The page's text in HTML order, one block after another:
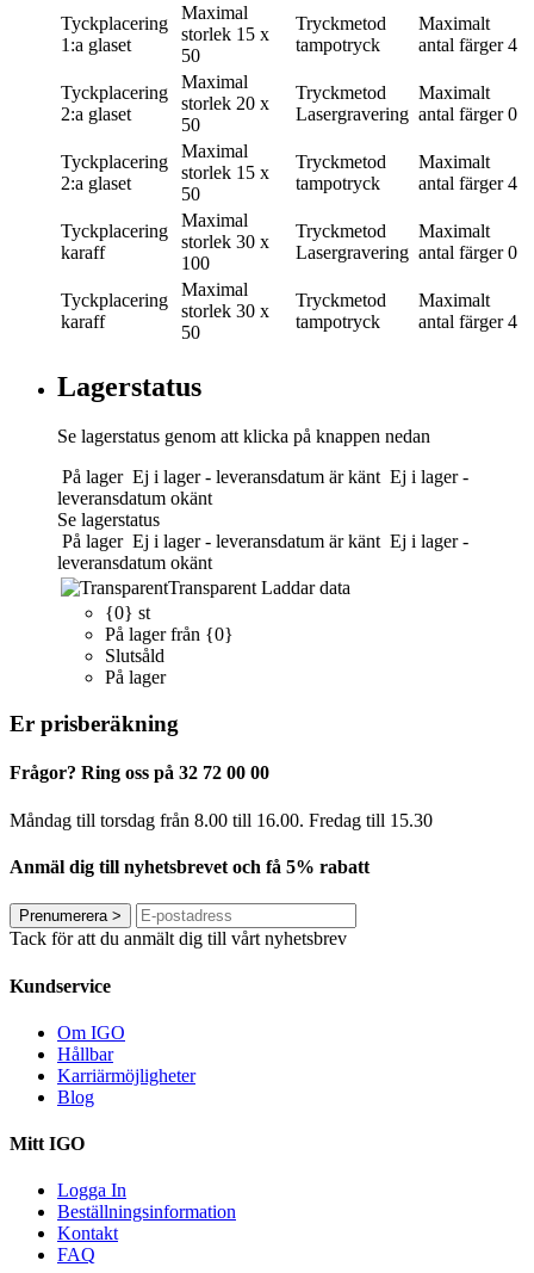
Tyckplacering
1:a glaset
Maximal
storlek 15 x
50
Tryckmetod
tampotryck
Maximalt
antal färger 4
Tyckplacering
2:a glaset
Maximal
storlek 20 x
50
Tryckmetod
Lasergravering
Maximalt
antal färger 0
Tyckplacering
2:a glaset
Maximal
storlek 15 x
50
Tryckmetod
tampotryck
Maximalt
antal färger 4
Tyckplacering
karaff
Maximal
storlek 30 x
100
Tryckmetod
Lasergravering
Maximalt
antal färger 0
Tyckplacering
karaff
Maximal
storlek 30 x
50
Tryckmetod
tampotryck
Maximalt
antal färger 4
Lagerstatus
Se lagerstatus genom att klicka på knappen nedan
På lager Ej i lager - leveransdatum är känt Ej i lager -
leveransdatum okänt
Se lagerstatus
På lager Ej i lager - leveransdatum är känt Ej i lager -
leveransdatum okänt
Transparent Laddar data
{0} st
På lager från {0}
Slutsåld
På lager
Er prisberäkning
Frågor? Ring oss på 32 72 00 00
Måndag till torsdag från 8.00 till 16.00. Fredag ​​till 15.30
Anmäl dig till nyhetsbrevet och få 5% rabatt
Prenumerera>
Tack för att du anmält dig till vårt nyhetsbrev
Kundservice
Om IGO
Hållbar
Karriärmöjligheter
Blog
Mitt IGO
Logga In
Beställningsinformation
Kontakt
FAQ